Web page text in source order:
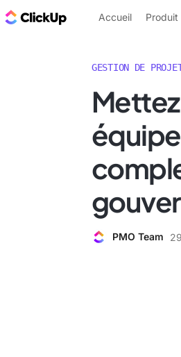
ClickUp Blog
Accueil Produit
GESTION DE
PMO Team